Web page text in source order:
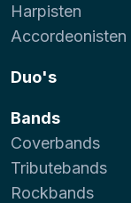
Harpisten
Accordeonisten
Duo's
Bands
Coverbands
Tributebands
Rockbands